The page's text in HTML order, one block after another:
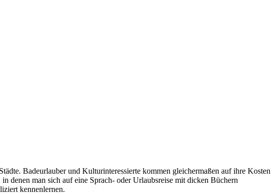
Badeurlauber und Kulturinteressierte kommen gleichermaßen auf ihre Kosten
denen man sich auf eine Sprach- oder Urlaubsreise mit dicken Büchern
kennenlernen.